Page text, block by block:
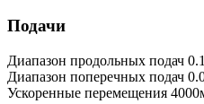
Подачи
Диапазон продольных подач
Диапазон поперечных подач
Ускоренные перемещения